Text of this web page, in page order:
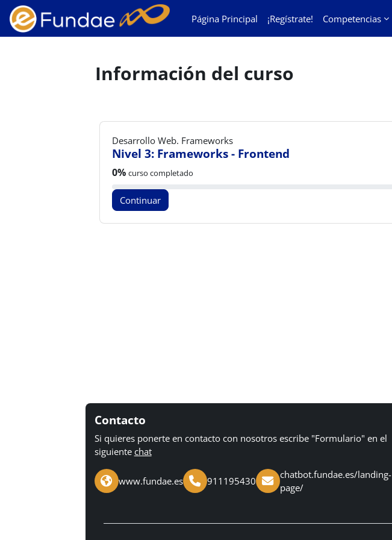
Salta al contenido principal
Página Principal
¡Regístrate! Competencias
Información del curso
Desarrollo Web. Frameworks
Nivel 3: Frameworks - Frontend
Progreso del curso:
0% curso completado
Continuar
Contacto
Si quieres ponerte en contacto con nosotros escribe "Formulario" en el
siguiente chat
www.fundae.es 911195430
chatbot.fundae.es/landing-
page/